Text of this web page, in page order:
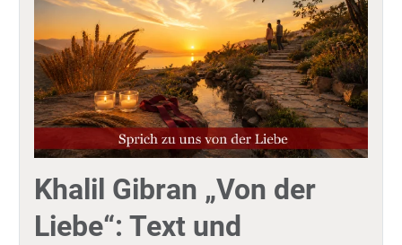
Khalil Gibran „Von der
Liebe“: Text und